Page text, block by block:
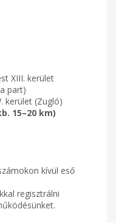
XIII. kerület
part)
kerület (Zugló)
15–20 km)
kívül eső
regisztrálni